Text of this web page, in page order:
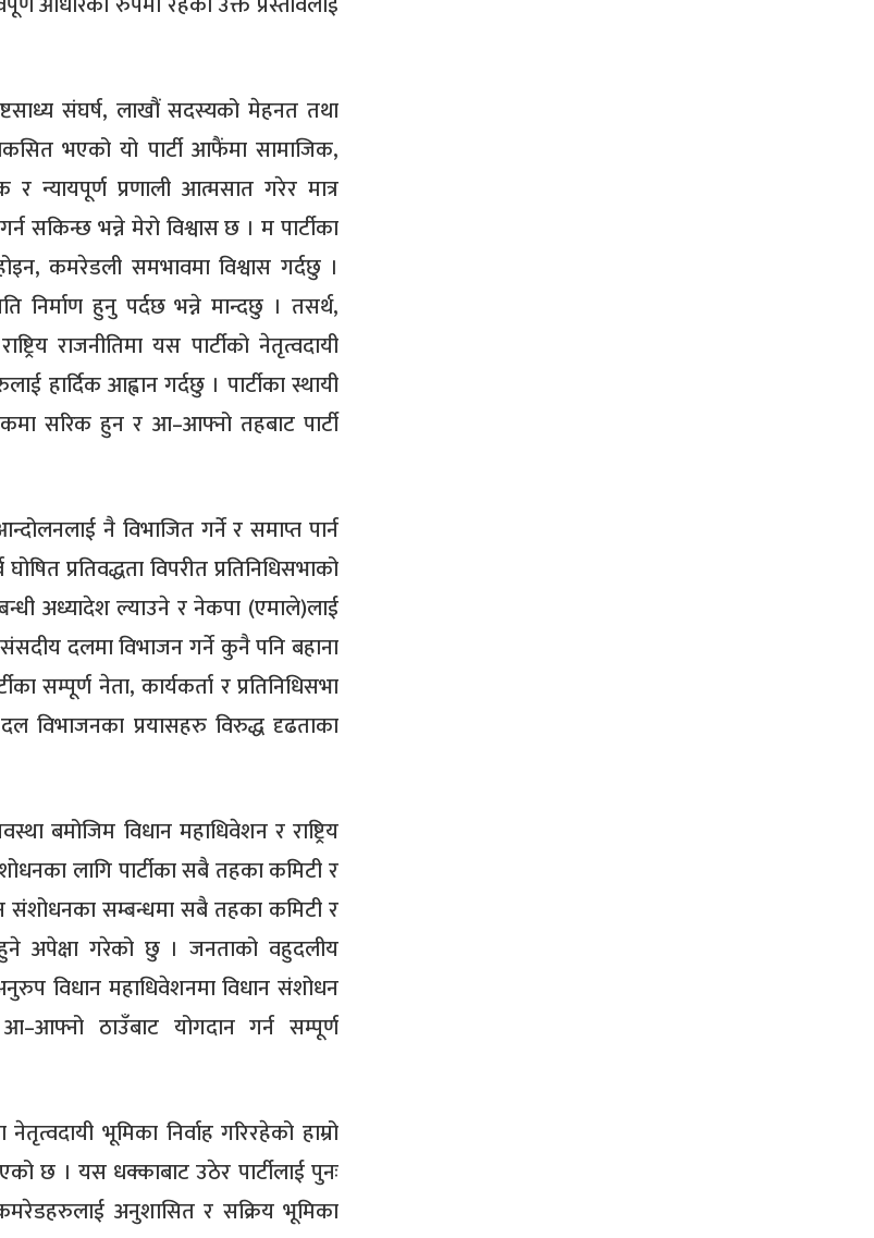
संघर्ष, लाखौं सदस्यको मेहनत तथा
भएको यो पार्टी आफैंमा सामाजिक,
र न्यायपूर्ण प्रणाली आत्मसात गरेर मात्र
सकिन्छ भन्ने मेरो विश्वास छ । म पार्टीका
कमरेडली समभावमा विश्वास गर्दछु ।
निर्माण हुनु पर्दछ भन्ने मान्दछु । तसर्थ,
राजनीतिमा यस पार्टीको नेतृत्वदायी
हार्दिक आह्वान गर्दछु । पार्टीका स्थायी
सरिक हुन र आ–आफ्नो तहबाट पार्टी
नै विभाजित गर्ने र समाप्त पार्न
प्रतिवद्धता विपरीत प्रतिनिधिसभाको
अध्यादेश ल्याउने र नेकपा (एमाले)लाई
दलमा विभाजन गर्ने कुनै पनि बहाना
सम्पूर्ण नेता, कार्यकर्ता र प्रतिनिधिसभा
विभाजनका प्रयासहरु विरुद्ध दृढताका
बमोजिम विधान महाधिवेशन र राष्ट्रिय
लागि पार्टीका सबै तहका कमिटी र
संशोधनका सम्बन्धमा सबै तहका कमिटी र
अपेक्षा गरेको छु । जनताको वहुदलीय
विधान महाधिवेशनमा विधान संशोधन
ठाउँबाट योगदान गर्न सम्पूर्ण
नेतृत्वदायी भूमिका निर्वाह गरिरहेको हाम्रो
छ । यस धक्काबाट उठेर पार्टीलाई पुनः
कमरेडहरुलाई अनुशासित र सक्रिय भूमिका